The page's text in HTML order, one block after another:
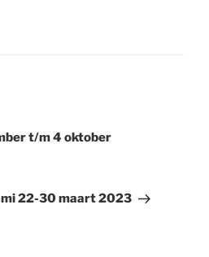
t/m 4 oktober
22-30 maart 2023